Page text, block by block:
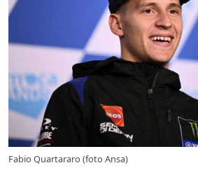
Fabio Quartararo (foto Ansa)